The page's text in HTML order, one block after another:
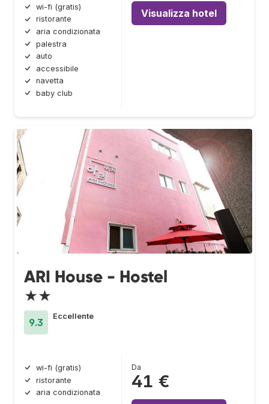
wi-fi (gratis)
ristorante
aria condizionata
palestra
auto
accessibile
navetta
baby club
Visualizza hotel
ARI House - Hostel
★★
9.3
Eccellente
wi-fi (gratis)
ristorante
aria condizionata
Da
41 €